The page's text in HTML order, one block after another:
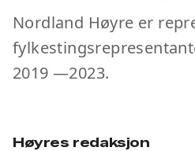
Nordland Høyre er
2019 —2023.
Høyres redaksjon